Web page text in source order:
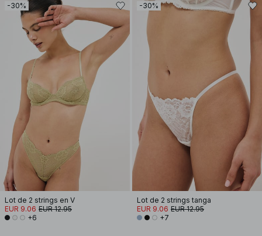
-30%
Lot de 2 strings en V
EUR 9.06 EUR 12.95
+6
-30%
Lot de 2 strings tanga
EUR 9.06 EUR 12.95
+7